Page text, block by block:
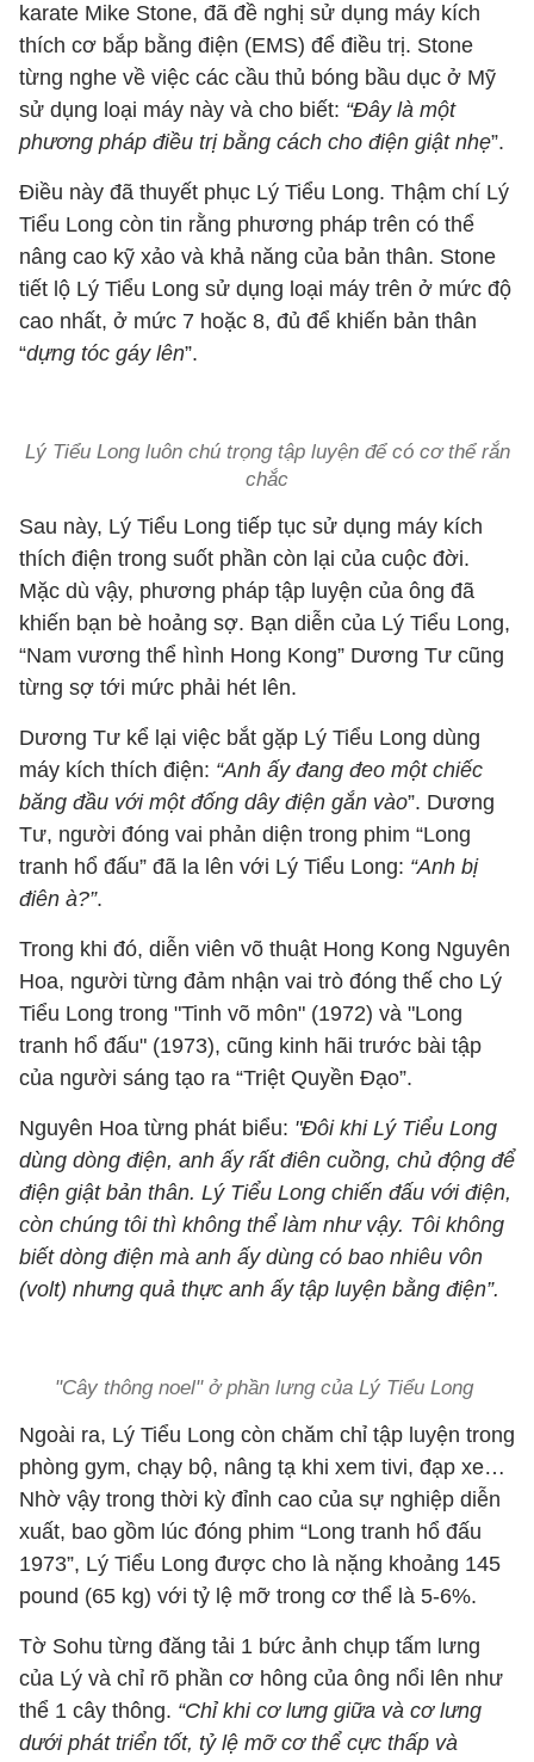
karate Mike Stone, đã đề nghị sử dụng máy kích
thích cơ bắp bằng điện (EMS) để điều trị. Stone
từng nghe về việc các cầu thủ bóng bầu dục ở Mỹ
sử dụng loại máy này và cho biết: “Đây là một
phương pháp điều trị bằng cách cho điện giật nhẹ”.
Điều này đã thuyết phục Lý Tiểu Long. Thậm chí Lý
Tiểu Long còn tin rằng phương pháp trên có thể
nâng cao kỹ xảo và khả năng của bản thân. Stone
tiết lộ Lý Tiểu Long sử dụng loại máy trên ở mức độ
cao nhất, ở mức 7 hoặc 8, đủ để khiến bản thân
“dựng tóc gáy lên”.
Lý Tiểu Long luôn chú trọng tập luyện để có cơ thể rắn
chắc
Sau này, Lý Tiểu Long tiếp tục sử dụng máy kích
thích điện trong suốt phần còn lại của cuộc đời.
Mặc dù vậy, phương pháp tập luyện của ông đã
khiến bạn bè hoảng sợ. Bạn diễn của Lý Tiểu Long,
“Nam vương thể hình Hong Kong” Dương Tư cũng
từng sợ tới mức phải hét lên.
Dương Tư kể lại việc bắt gặp Lý Tiểu Long dùng
máy kích thích điện: “Anh ấy đang đeo một chiếc
băng đầu với một đống dây điện gắn vào”. Dương
Tư, người đóng vai phản diện trong phim “Long
tranh hổ đấu” đã la lên với Lý Tiểu Long: “Anh bị
điên à?”.
Trong khi đó, diễn viên võ thuật Hong Kong Nguyên
Hoa, người từng đảm nhận vai trò đóng thế cho Lý
Tiểu Long trong "Tinh võ môn" (1972) và "Long
tranh hổ đấu" (1973), cũng kinh hãi trước bài tập
của người sáng tạo ra “Triệt Quyền Đạo”.
Nguyên Hoa từng phát biểu: "Đôi khi Lý Tiểu Long
dùng dòng điện, anh ấy rất điên cuồng, chủ động để
điện giật bản thân. Lý Tiểu Long chiến đấu với điện,
còn chúng tôi thì không thể làm như vậy. Tôi không
biết dòng điện mà anh ấy dùng có bao nhiêu vôn
(volt) nhưng quả thực anh ấy tập luyện bằng điện”.
"Cây thông noel" ở phần lưng của Lý Tiểu Long
Ngoài ra, Lý Tiểu Long còn chăm chỉ tập luyện trong
phòng gym, chạy bộ, nâng tạ khi xem tivi, đạp xe…
Nhờ vậy trong thời kỳ đỉnh cao của sự nghiệp diễn
xuất, bao gồm lúc đóng phim “Long tranh hổ đấu
1973”, Lý Tiểu Long được cho là nặng khoảng 145
pound (65 kg) với tỷ lệ mỡ trong cơ thể là 5-6%.
Tờ Sohu từng đăng tải 1 bức ảnh chụp tấm lưng
của Lý và chỉ rõ phần cơ hông của ông nổi lên như
thể 1 cây thông. “Chỉ khi cơ lưng giữa và cơ lưng
dưới phát triển tốt, tỷ lệ mỡ cơ thể cực thấp và